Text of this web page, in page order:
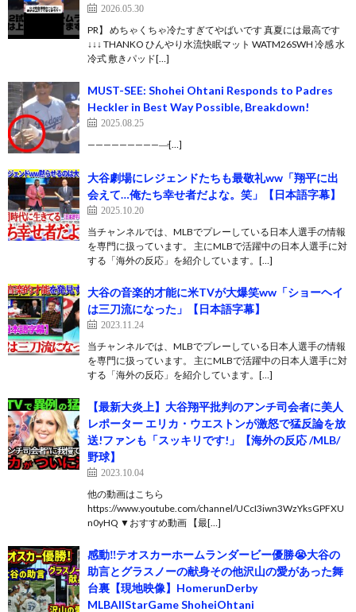
2026.05.30
PR】 めちゃくちゃ冷たすぎてやばいです 真夏には最高です
↓↓↓ THANKO ひんやり水流快眠マット WATM26SWH 冷感 水
冷式 敷きパッド[…]
MUST-SEE: Shohei Ohtani Responds to Padres
Heckler in Best Way Possible, Breakdown!
2025.08.25
——————————̵[…]
大谷劇場にレジェンドたちも最敬礼ww「翔平に出
会えて…俺たち幸せ者だよな。笑」【日本語字幕】
2025.10.20
当チャンネルでは、MLBでプレーしている日本人選手の情報
を専門に扱っています。 主にMLBで活躍中の日本人選手に対
する「海外の反応」を紹介しています。[…]
大谷の音楽的才能に米TVが大爆笑ww「ショーヘイ
は三刀流になった」【日本語字幕】
2023.11.24
当チャンネルでは、MLBでプレーしている日本人選手の情報
を専門に扱っています。 主にMLBで活躍中の日本人選手に対
する「海外の反応」を紹介しています。[…]
【最新大炎上】大谷翔平批判のアンチ司会者に美人
レポーター エリカ・ウエストンが激怒で猛反論を放
送!ファンも「スッキリです!」【海外の反応 /MLB/
野球】
2023.10.04
他の動画はこちら
https://www.youtube.com/channel/UCcI3iwn3WzYksGPFXU
n0yHQ ▼おすすめ動画 【最[…]
感動‼️テオスカーホームランダービー優勝😭大谷の
助言とグラスノーの献身その他沢山の愛があった舞
台裏【現地映像】HomerunDerby
MLBAllStarGame ShoheiOhtani